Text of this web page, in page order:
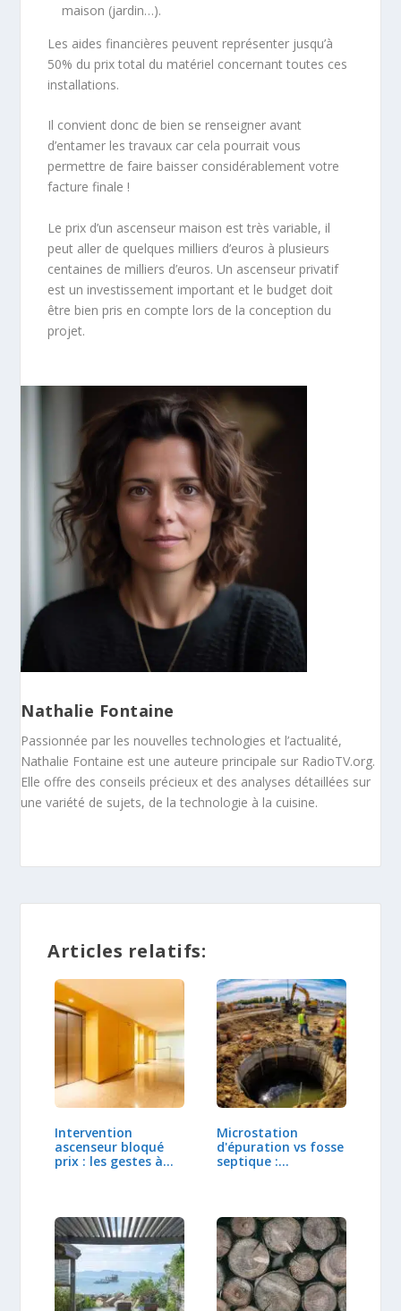
maison (jardin…).
Les aides financières peuvent représenter jusqu’à
50% du prix total du matériel concernant toutes ces
installations.
Il convient donc de bien se renseigner avant
d’entamer les travaux car cela pourrait vous
permettre de faire baisser considérablement votre
facture finale !
Le prix d’un ascenseur maison est très variable, il
peut aller de quelques milliers d’euros à plusieurs
centaines de milliers d’euros. Un ascenseur privatif
est un investissement important et le budget doit
être bien pris en compte lors de la conception du
projet.
Nathalie Fontaine
Passionnée par les nouvelles technologies et l’actualité,
Nathalie Fontaine est une auteure principale sur RadioTV.org.
Elle offre des conseils précieux et des analyses détaillées sur
une variété de sujets, de la technologie à la cuisine.
Articles relatifs:
Intervention
ascenseur bloqué
prix : les gestes à
Microstation
d'épuration vs fosse
septique :…